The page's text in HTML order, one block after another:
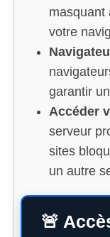
masquant
votre
garantir
Accéder
serveur
sites
un autre
🚨